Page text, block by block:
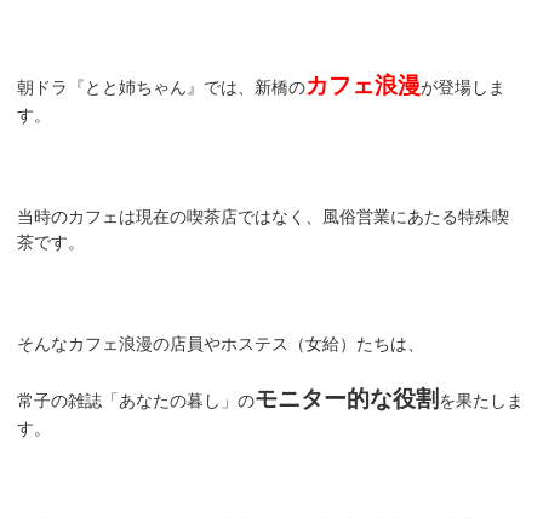
朝ドラ『とと姉ちゃん』では、新橋のカフェ浪漫が登場しま
す。
当時のカフェは現在の喫茶店ではなく、風俗営業にあたる特殊喫
茶です。
そんなカフェ浪漫の店員やホステス（女給）たちは、
常子の雑誌「あなたの暮し」のモニター的な役割 を果たしま
す。